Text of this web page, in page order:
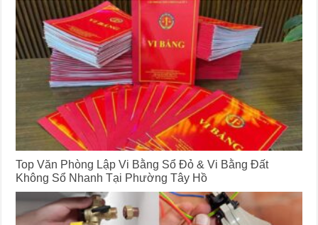
Top Văn Phòng Lập Vi Bằng Sổ Đỏ & Vi Bằng Đất
Không Sổ Nhanh Tại Phường Tây Hồ